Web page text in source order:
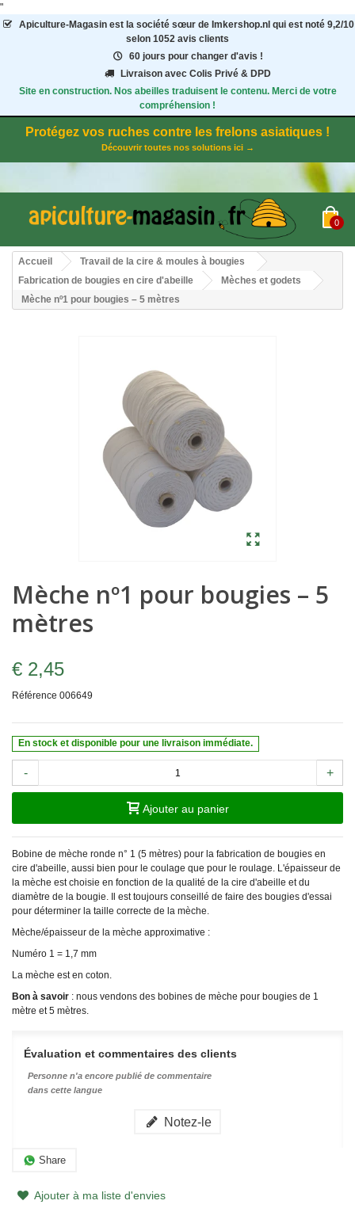
"
Apiculture-Magasinest la société sœur de Imkershop.nl qui est noté 9,2/10
selon 1052 avis clients
60 jours pour changer d'avis !
Livraison avec Colis Privé & DPD
Site en construction. Nos abeilles traduisent le contenu. Merci de votre
compréhension !
Protégez vos ruches contre les frelons asiatiques !
Découvrir toutes nos solutions ici →
0
Accueil
Travail de la cire & moules à bougies
Fabrication de bougies en cire d'abeille
Mèches et godets
Mèche nº1 pour bougies – 5 mètres
Mèche nº1 pour bougies – 5
mètres
€ 2,45
Référence 006649
En stock et disponible pour une livraison immédiate.
- +
Ajouter au panier
Bobine de mèche ronde n° 1 (5 mètres) pour la fabrication de bougies en
cire d'abeille, aussi bien pour le coulage que pour le roulage. L'épaisseur de
la mèche est choisie en fonction de la qualité de la cire d'abeille et du
diamètre de la bougie. Il est toujours conseillé de faire des bougies d'essai
pour déterminer la taille correcte de la mèche.
Mèche/épaisseur de la mèche approximative :
Numéro 1 = 1,7 mm
La mèche est en coton.
Bon à savoir : nous vendons des bobines de mèche pour bougies de 1
mètre et 5 mètres.
Évaluation et commentaires des clients
Personne n'a encore publié de commentaire
dans cette langue
Notez-le
Share
Ajouter à ma liste d'envies